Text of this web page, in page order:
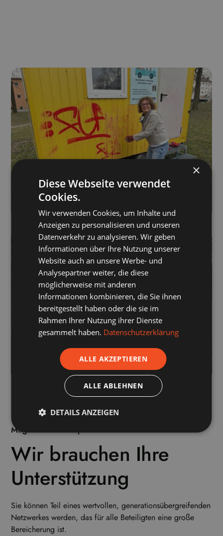
Mitgliedschaft & Spenden
Wir brauchen Ihre
Unterstützung
Sie können Teil eines wertvollen, generationsübergreifenden
Netzwerkes werden, das für alle Beteiligten eine große
Bereicherung ist.
×
Diese Webseite verwendet
Cookies.
Wir verwenden Cookies, um Inhalte und
Anzeigen zu personalisieren und unseren
Datenverkehr zu analysieren. Wir geben
Informationen über Ihre Nutzung unserer
Website auch an unsere Werbe- und
Analysepartner weiter, die diese
möglicherweise mit anderen
Informationen kombinieren, die Sie ihnen
bereitgestellt haben oder die sie im
Rahmen Ihrer Nutzung ihrer Dienste
gesammelt haben. Datenschutzerklärung
ALLE AKZEPTIEREN
ALLE ABLEHNEN
DETAILS ANZEIGEN